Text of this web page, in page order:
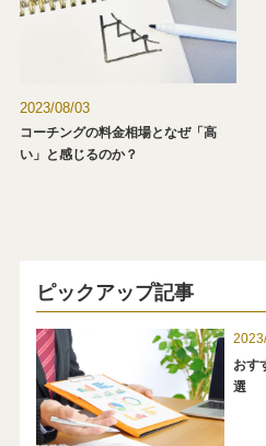
2023/08/03
コーチングの料金相場となぜ「高
い」と感じるのか？
ピックアップ記事
おす
選